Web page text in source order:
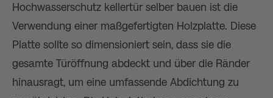
Hochwasserschutz kellertür selber bauen ist die
Verwendung einer maßgefertigten Holzplatte. Diese
Platte sollte so dimensioniert sein, dass sie die
gesamte Türöffnung abdeckt und über die Ränder
hinausragt, um eine umfassende Abdichtung zu